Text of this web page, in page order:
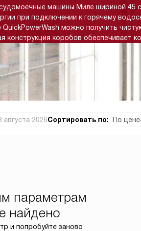
машины Миле шириной 45
при подключении к горячему
можно получить
конструкция коробов обеспечивает
августа 2026Сортировать по: По цене
параметрам
найдено
и попробуйте заново